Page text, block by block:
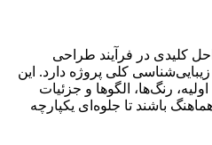
کلیدی در فرآیند طراحی
کلی پروژه دارد. این
رنگ‌ها، الگوها و جزئیات
باشند تا جلوه‌ای یکپارچه